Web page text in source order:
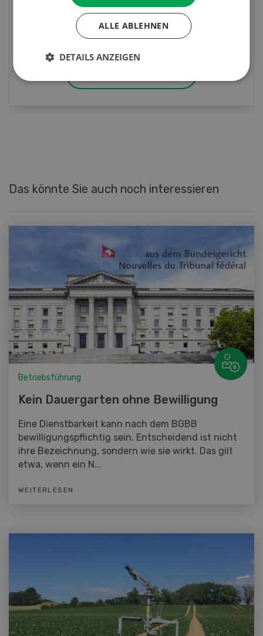
Frühlingsrollen mit Poulet
Das könnte Sie auch noch interessieren
Betriebsführung
Kein Dauergarten ohne Bewilligung
Eine Dienstbarkeit kann nach dem BGBB
bewilligungspflichtig sein. Entscheidend ist nicht
ihre Bezeichnung, sondern wie sie wirkt. Das gilt
etwa, wenn ein N...
WEITERLESEN
ALLE ABLEHNEN
DETAILS ANZEIGEN